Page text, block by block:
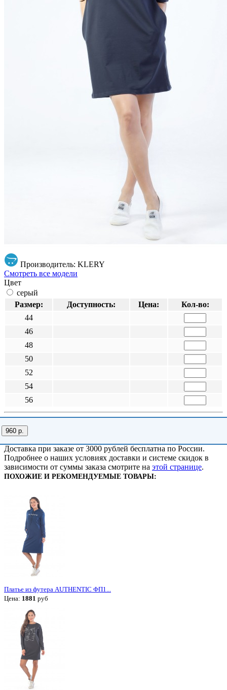
Производитель: KLERY
Смотреть все модели
Цвет
серый
Размер:
Доступность: Цена:
Кол-во:
44
46
48
50
52
54
56
960 р.
Доставка при заказе от 3000 рублей бесплатна по России.
Подробнее о наших условиях доставки и системе скидок в
зависимости от суммы заказа смотрите на этой странице.
ПОХОЖИЕ И РЕКОМЕНДУЕМЫЕ ТОВАРЫ:
Платье из футера AUTHENTIC ФП1...
Цена: 1881 руб